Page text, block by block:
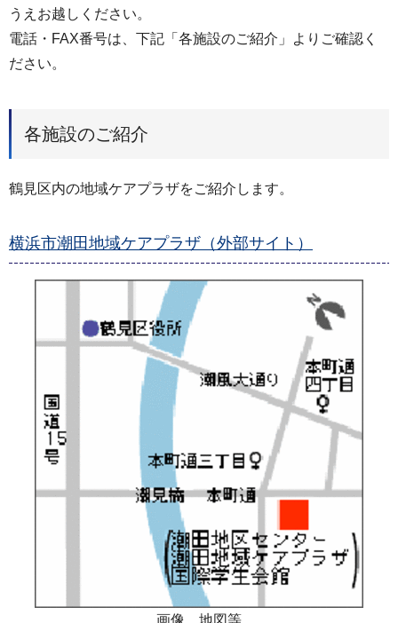
うえお越しください。
電話・FAX番号は、下記「各施設のご紹介」よりご確認く
ださい。
各施設のご紹介
鶴見区内の地域ケアプラザをご紹介します。
横浜市潮田地域ケアプラザ（外部サイト）